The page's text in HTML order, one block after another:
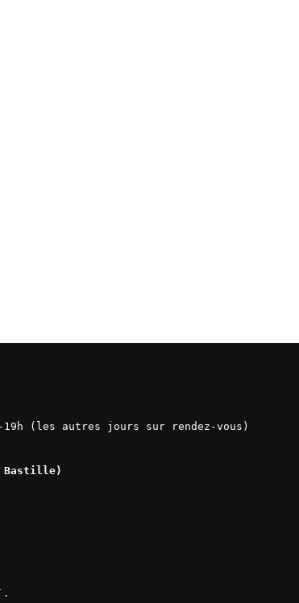
19h (les autres jours sur rendez-vous)
Bastille)